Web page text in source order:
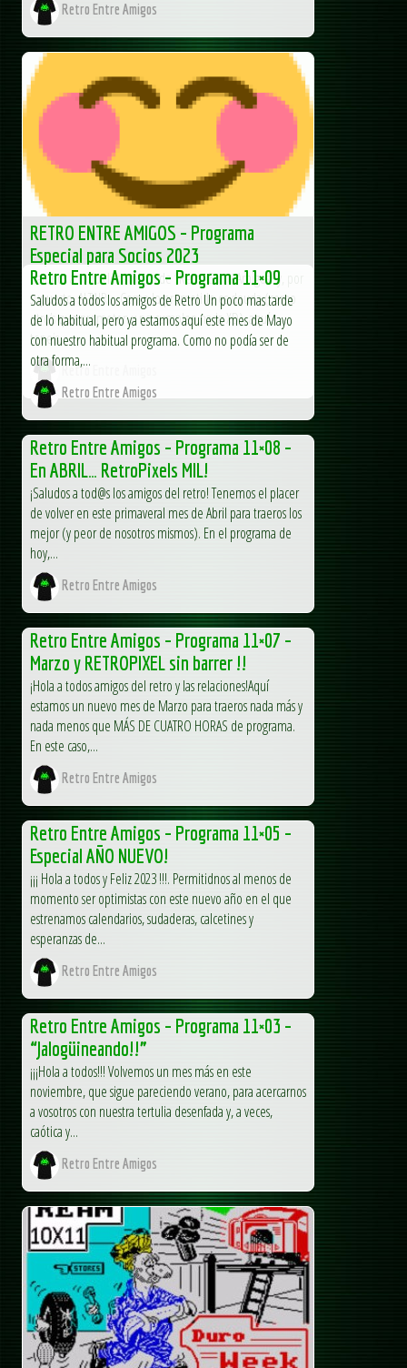
Retro Entre Amigos
RETRO ENTRE AMIGOS – Programa
Especial para Socios 2023
Saludos a todos los amigos de “Retro Entre Amigos” y, por
supuesto, ALTAIR… Como lo prometido es deuda (como
otro’s que prometen y no cumplen nada XD), aquí
teneis...
Retro Entre Amigos
Retro Entre Amigos – Programa 11×09
Saludos a todos los amigos de Retro Un poco mas tarde
de lo habitual, pero ya estamos aquí este mes de Mayo
con nuestro habitual programa. Como no podía ser de
otra forma,...
Retro Entre Amigos
Retro Entre Amigos – Programa 11×08 –
En ABRIL… RetroPixels MIL!
¡Saludos a tod@s los amigos del retro! Tenemos el placer
de volver en este primaveral mes de Abril para traeros los
mejor (y peor de nosotros mismos). En el programa de
hoy,...
Retro Entre Amigos
Retro Entre Amigos – Programa 11×07 –
Marzo y RETROPIXEL sin barrer !!
¡Hola a todos amigos del retro y las relaciones!Aquí
estamos un nuevo mes de Marzo para traeros nada más y
nada menos que MÁS DE CUATRO HORAS de programa.
En este caso,...
Retro Entre Amigos
Retro Entre Amigos – Programa 11×05 –
Especial AÑO NUEVO!
¡¡¡ Hola a todos y Feliz 2023 !!!. Permitidnos al menos de
momento ser optimistas con este nuevo año en el que
estrenamos calendarios, sudaderas, calcetines y
esperanzas de...
Retro Entre Amigos
Retro Entre Amigos – Programa 11×03 –
“Jalogüineando!!”
¡¡¡Hola a todos!!! Volvemos un mes más en este
noviembre, que sigue pareciendo verano, para acercarnos
a vosotros con nuestra tertulia desenfada y, a veces,
caótica y...
Retro Entre Amigos